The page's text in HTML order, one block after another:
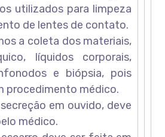
utilizados para limpeza
de lentes de contato.
a coleta dos materiais,
líquidos corporais,
e biópsia, pois
procedimento médico.
em ouvido, deve
médico.